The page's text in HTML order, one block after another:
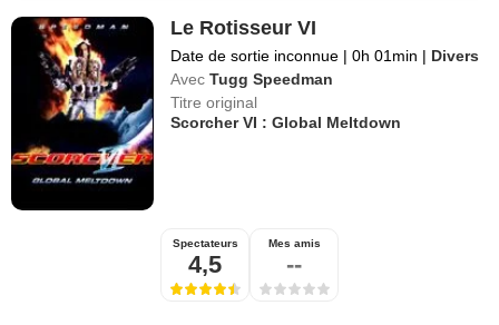
Le Rotisseur VI
Date de sortie inconnue | 0h 01min | Divers
Avec Tugg Speedman
Titre original
Scorcher VI : Global Meltdown
Spectateurs
4,5
Mes amis
--